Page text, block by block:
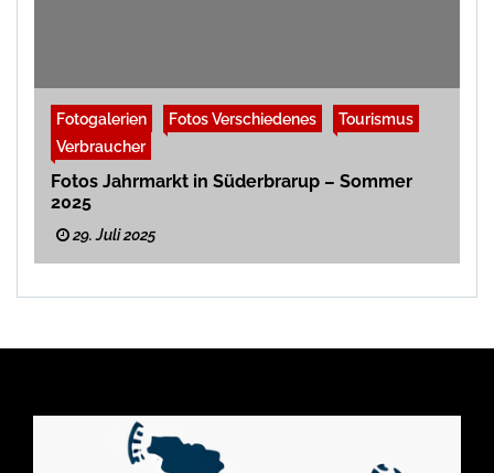
Fotogalerien Fotos Verschiedenes
Tourismus
Verbraucher
Fotos Jahrmarkt in Süderbrarup – Sommer
2025
29. Juli 2025